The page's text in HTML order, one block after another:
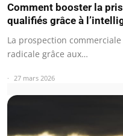
Comment booster la
qualifiés grâce à
La prospection
radicale grâce aux…
27 mars 2026